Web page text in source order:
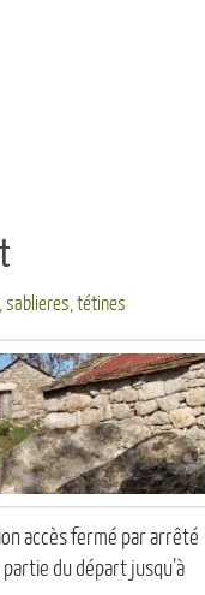
sablieres,tétines
accès fermé par arrêté
du départ jusqu’à